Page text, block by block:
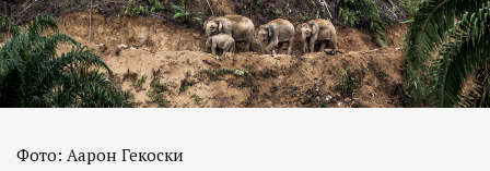
Фото: Аарон Гекоски